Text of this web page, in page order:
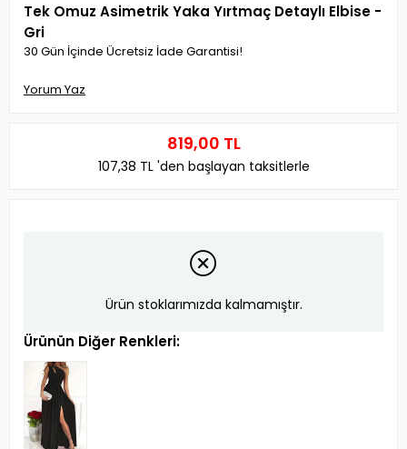
Tek Omuz Asimetrik Yaka Yırtmaç Detaylı Elbise -
Gri
30 Gün İçinde Ücretsiz İade Garantisi!
Yorum Yaz
819,00 TL
107,38 TL 'den başlayan taksitlerle
Ürün stoklarımızda kalmamıştır.
Ürünün Diğer Renkleri: